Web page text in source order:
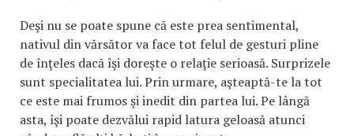
Deşi nu se poate spune că este prea sentimental,
nativul din vărsător va face tot felul de gesturi pline
de înţeles dacă îşi doreşte o relaţie serioasă. Surprizele
sunt specialitatea lui. Prin urmare, aşteaptă-te la tot
ce este mai frumos şi inedit din partea lui. Pe lângă
asta, îşi poate dezvălui rapid latura geloasă atunci